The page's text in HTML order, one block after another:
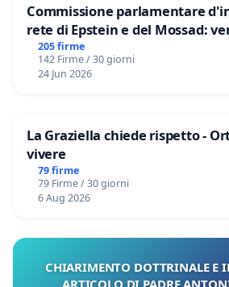
Commissione parlamentare
rete di Epstein e del Mossad:
Files
205 firme
142 Firme / 30 giorni
24 Jun 2026
La Graziella chiede rispetto -
vivere
79 firme
79 Firme / 30 giorni
6 Aug 2026
CHIARIMENTO DOTTRINALE E
ARTICOLO DI PADRE